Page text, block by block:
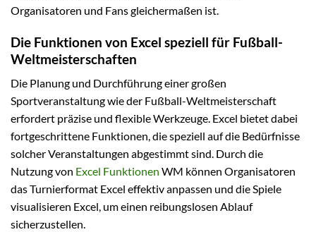
Organisatoren und Fans gleichermaßen ist.
Die Funktionen von Excel speziell für Fußball-
Weltmeisterschaften
Die Planung und Durchführung einer großen
Sportveranstaltung wie der Fußball-Weltmeisterschaft
erfordert präzise und flexible Werkzeuge. Excel bietet dabei
fortgeschrittene Funktionen, die speziell auf die Bedürfnisse
solcher Veranstaltungen abgestimmt sind. Durch die
Nutzung von Excel Funktionen WM können Organisatoren
das Turnierformat Excel effektiv anpassen und die Spiele
visualisieren Excel, um einen reibungslosen Ablauf
sicherzustellen.